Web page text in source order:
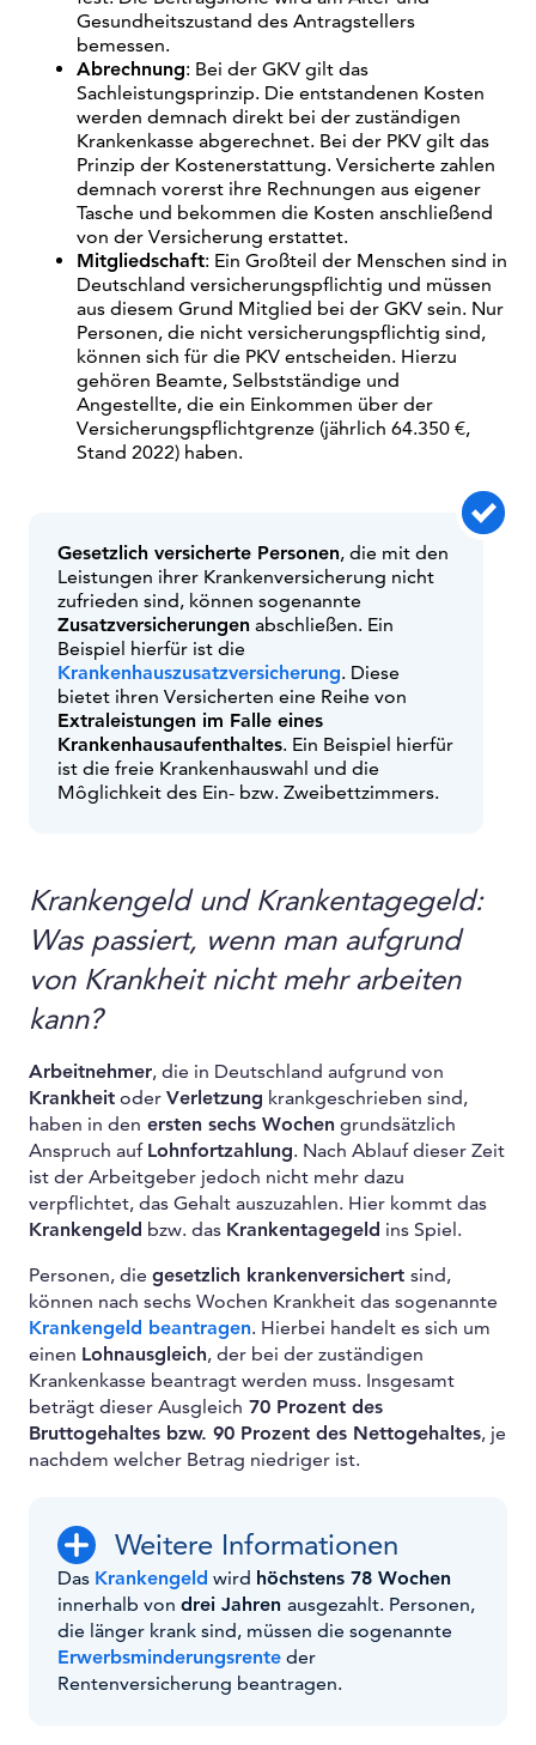
Gesundheitszustand des Antragstellers
bemessen.
Abrechnung: Bei der GKV gilt das
Sachleistungsprinzip. Die entstandenen Kosten
werden demnach direkt bei der zuständigen
Krankenkasse abgerechnet. Bei der PKV gilt das
Prinzip der Kostenerstattung. Versicherte zahlen
demnach vorerst ihre Rechnungen aus eigener
Tasche und bekommen die Kosten anschließend
von der Versicherung erstattet.
Mitgliedschaft: Ein Großteil der Menschen sind in
Deutschland versicherungspflichtig und müssen
aus diesem Grund Mitglied bei der GKV sein. Nur
Personen, die nicht versicherungspflichtig sind,
können sich für die PKV entscheiden. Hierzu
gehören Beamte, Selbstständige und
Angestellte, die ein Einkommen über der
Versicherungspflichtgrenze (jährlich 64.350 €,
Stand 2022) haben.
Gesetzlich versicherte Personen, die mit den
Leistungen ihrer Krankenversicherung nicht
zufrieden sind, können sogenannte
Zusatzversicherungen abschließen. Ein
Beispiel hierfür ist die
Krankenhauszusatzversicherung. Diese
bietet ihren Versicherten eine Reihe von
Extraleistungen im Falle eines
Krankenhausaufenthaltes. Ein Beispiel hierfür
ist die freie Krankenhauswahl und die
Môglichkeit des Ein- bzw. Zweibettzimmers.
Krankengeld und Krankentagegeld:
Was passiert, wenn man aufgrund
von Krankheit nicht mehr arbeiten
kann?
Arbeitnehmer, die in Deutschland aufgrund von
Krankheit oder Verletzung krankgeschrieben sind,
haben in den ersten sechs Wochen grundsätzlich
Anspruch auf Lohnfortzahlung. Nach Ablauf dieser Zeit
ist der Arbeitgeber jedoch nicht mehr dazu
verpflichtet, das Gehalt auszuzahlen. Hier kommt das
Krankengeld bzw. das Krankentagegeld ins Spiel.
Personen, die gesetzlich krankenversichert sind,
können nach sechs Wochen Krankheit das sogenannte
Krankengeld beantragen. Hierbei handelt es sich um
einen Lohnausgleich, der bei der zuständigen
Krankenkasse beantragt werden muss. Insgesamt
beträgt dieser Ausgleich 70 Prozent des
Bruttogehaltes bzw. 90 Prozent des Nettogehaltes, je
nachdem welcher Betrag niedriger ist.
Weitere Informationen
Das Krankengeld wird höchstens 78 Wochen
innerhalb von drei Jahren ausgezahlt. Personen,
die länger krank sind, müssen die sogenannte
Erwerbsminderungsrente der
Rentenversicherung beantragen.